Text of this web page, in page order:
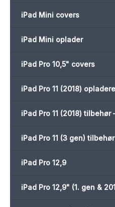
iPad Mini covers
iPad Mini oplader
iPad Pro 10,5" covers
iPad Pro 11 (2018) opladere
iPad Pro 11 (2018)
iPad Pro 11 (3 gen)
iPad Pro 12,9
iPad Pro 12,9" (1. gen &